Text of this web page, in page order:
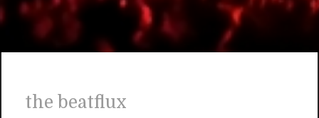
the beatflux